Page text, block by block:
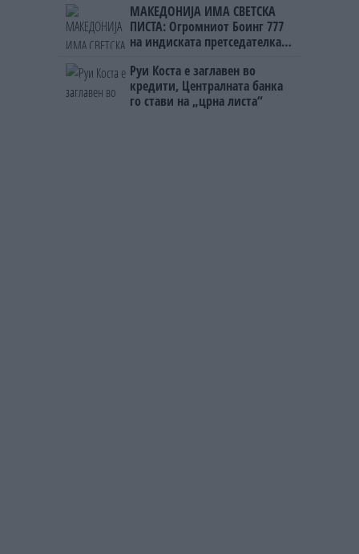
МАКЕДОНИЈА ИМА СВЕТСКА
ПИСТА: Огромниот Боинг 777
на индиската претседателка
Скопје
Руи Коста е заглавен во
кредити, Централната банка
го стави на „црна листа“